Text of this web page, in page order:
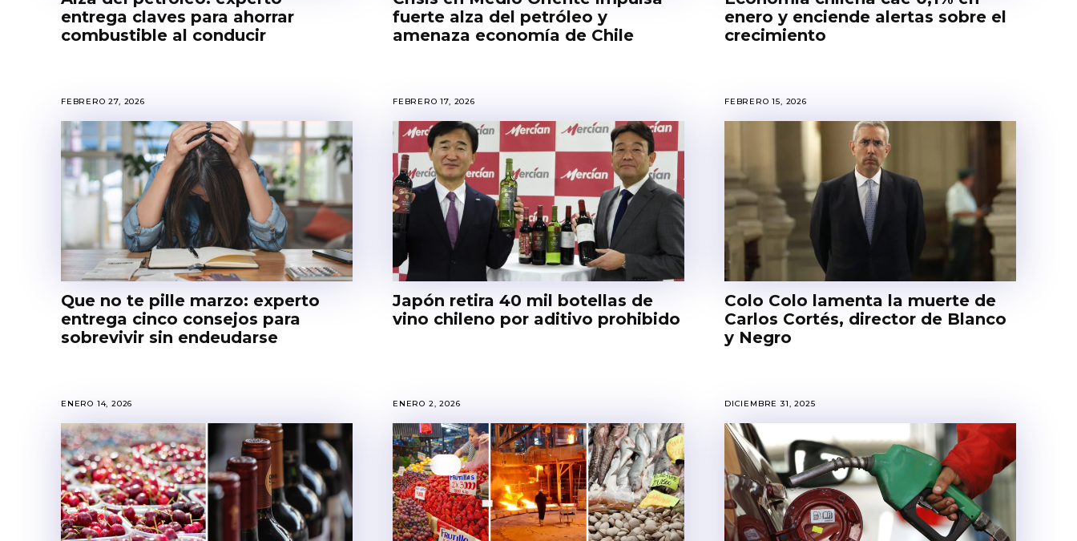
entrega claves para ahorrar
combustible al conducir
fuerte alza del petróleo y
amenaza economía de Chile
enero y enciende alertas sobre el
crecimiento
FEBRERO 27, 2026
Que no te pille marzo: experto
entrega cinco consejos para
sobrevivir sin endeudarse
FEBRERO 17, 2026
Japón retira 40 mil botellas de
vino chileno por aditivo prohibido
FEBRERO 15, 2026
Colo Colo lamenta la muerte de
Carlos Cortés, director de Blanco
y Negro
ENERO 14, 2026 ENERO 2, 2026 DICIEMBRE 31, 2025